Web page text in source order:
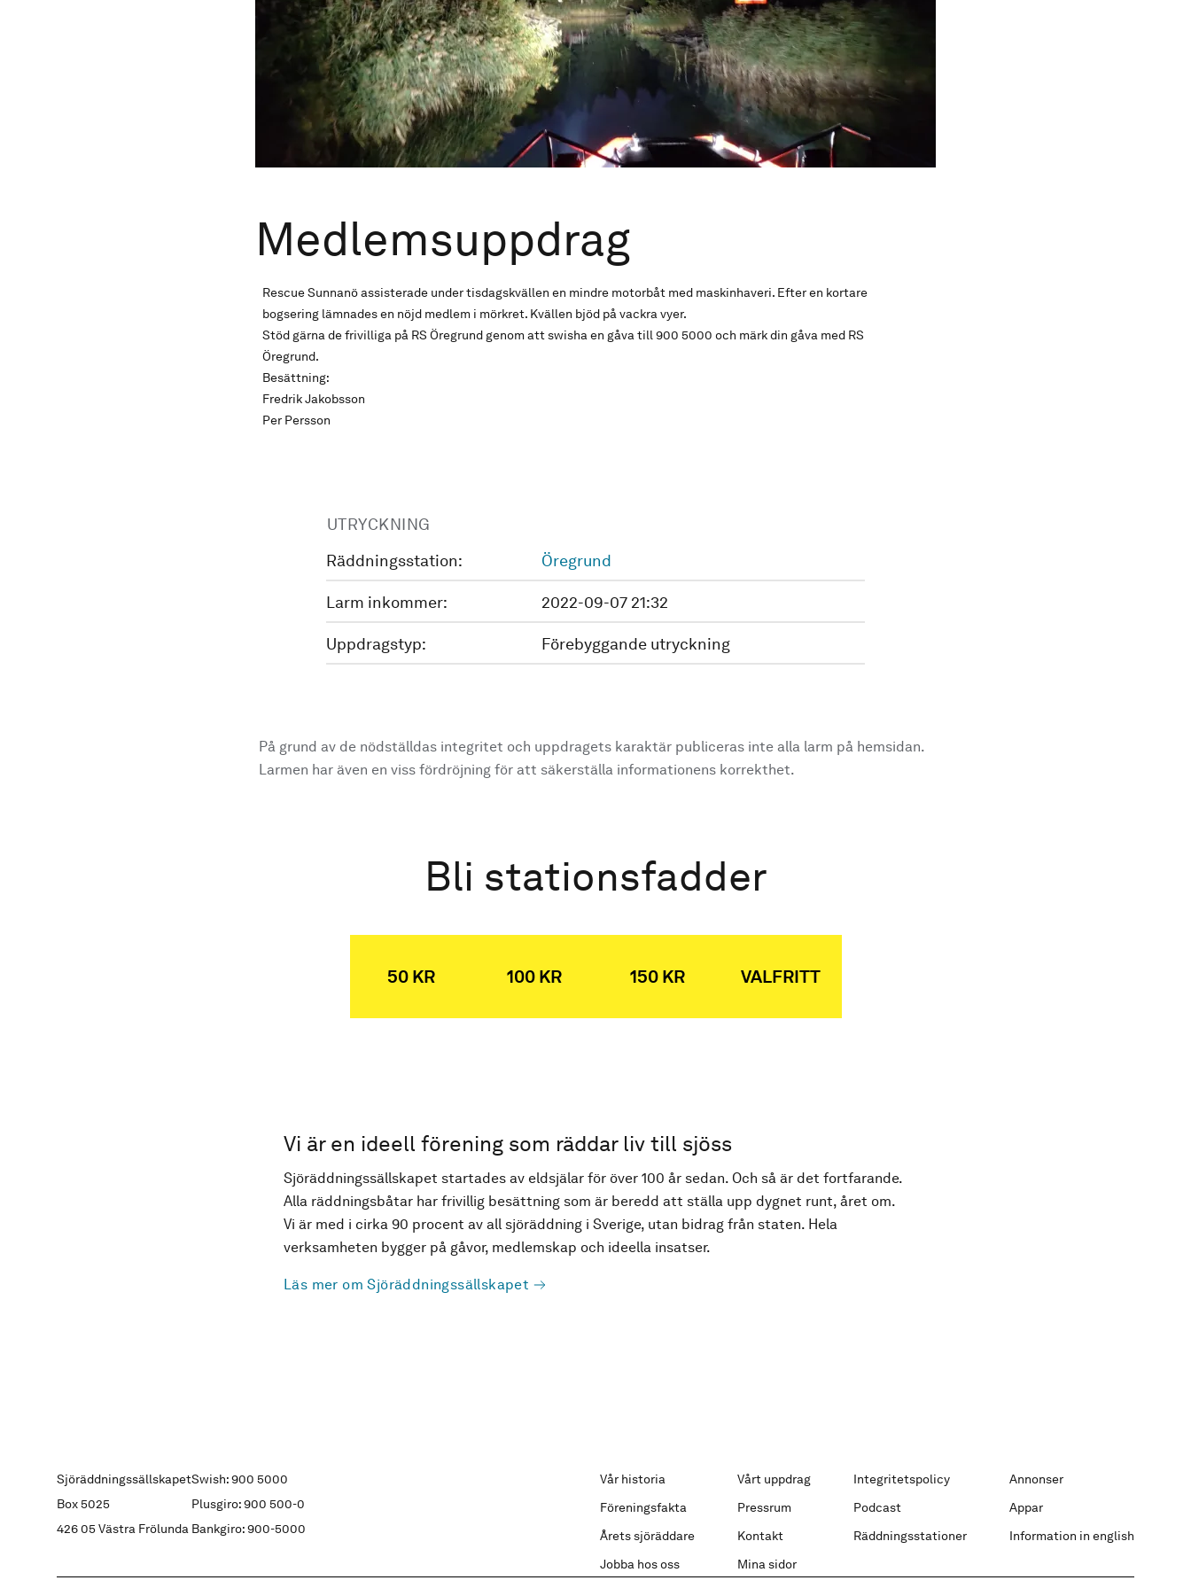
Medlemsuppdrag
Rescue Sunnanö assisterade under tisdagskvällen en mindre motorbåt med maskinhaveri. Efter en kortare
bogsering lämnades en nöjd medlem i mörkret. Kvällen bjöd på vackra vyer.
Stöd gärna de frivilliga på RS Öregrund genom att swisha en gåva till 900 5000 och märk din gåva med RS
Öregrund.
Besättning:
Fredrik Jakobsson
Per Persson
UTRYCKNING
Räddningsstation:
Öregrund
Larm inkommer: 2022-09-07 21:32
Uppdragstyp: Förebyggande utryckning
På grund av de nödställdas integritet och uppdragets karaktär publiceras inte alla larm på hemsidan.
Larmen har även en viss fördröjning för att säkerställa informationens korrekthet.
Bli stationsfadder
50 KR 100 KR 150 KR VALFRITT
Vi är en ideell förening som räddar liv till sjöss
Sjöräddningssällskapet startades av eldsjälar för över 100 år sedan. Och så är det fortfarande.
Alla räddningsbåtar har frivillig besättning som är beredd att ställa upp dygnet runt, året om.
Vi är med i cirka 90 procent av all sjöräddning i Sverige, utan bidrag från staten. Hela
verksamheten bygger på gåvor, medlemskap och ideella insatser.
Läs mer om Sjöräddningssällskapet
Sjöräddningssällskapet
Box 5025
426 05 Västra Frölunda
Swish: 900 5000
Plusgiro: 900 500-0
Bankgiro: 900-5000
Vår historia Vårt uppdrag Integritetspolicy
Annonser
Föreningsfakta
Pressrum Podcast
Appar
Årets sjöräddare
Kontakt Räddningsstationer
Information in english
Jobba hos oss
Mina sidor